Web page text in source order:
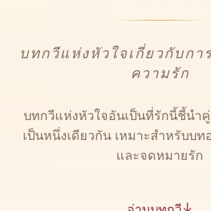
บทกวีแห่งหัวใจเกี่ยวกับกา
ความรัก
บทกวีแห่งหัวใจอันเป็นที่รักนี้ชี้นำ
เป็นหนึ่งเดียวกัน เหมาะสำหรับบ
และจดหมายรัก